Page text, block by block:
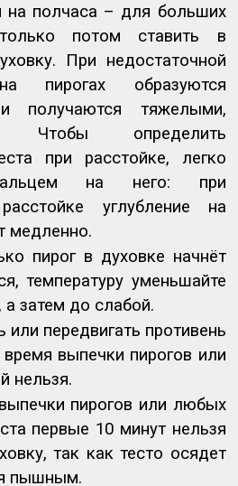
на полчаса – для больших
потом ставить в
При недостаточной
пирогах образуются
получаются тяжелыми,
Чтобы определить
при расстойке, легко
на него: при
углубление на
медленно.
пирог в духовке начнёт
температуру уменьшайте
затем до слабой.
или передвигать противень
выпечки пирогов или
нельзя.
пирогов или любых
первые 10 минут нельзя
так как тесто осядет
пышным.